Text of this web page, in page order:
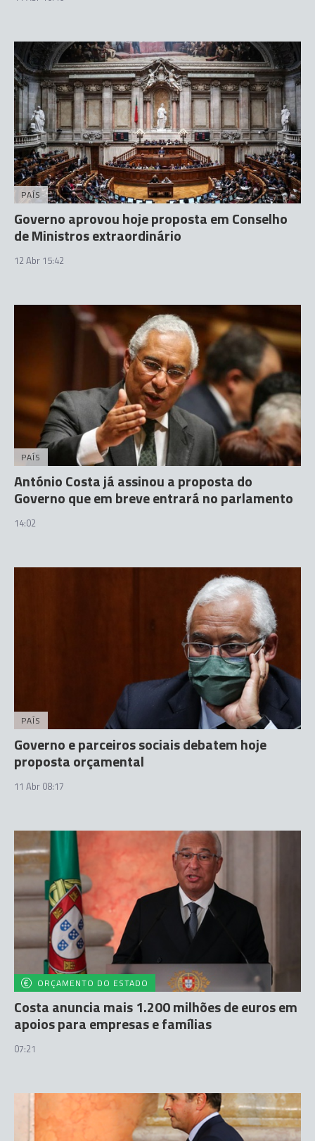
PAÍS
Governo aprovou hoje proposta em Conselho
de Ministros extraordinário
12 Abr 15:42
PAÍS
António Costa já assinou a proposta do
Governo que em breve entrará no parlamento
14:02
PAÍS
Governo e parceiros sociais debatem hoje
proposta orçamental
11 Abr 08:17
ORÇAMENTO DO ESTADO
Costa anuncia mais 1.200 milhões de euros em
apoios para empresas e famílias
07:21